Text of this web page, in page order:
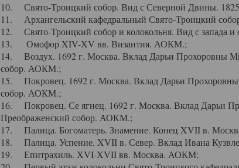
10. Свято-Троицкий собор. Вид с Северной Двины.
11. Архангельский кафедральный Свято-Троицкий
12. Свято-Троицкий собор и колокольня. Вид с запада и
13. Омофор XIV-XV вв. Византия. АОКМ.;
14. Воздух. 1692 г. Москва. Вклад Дарьи Прохоровны
собор. АОКМ.;
15. Покровец. 1692 г. Москва. Вклад Дарьи
собор. АОКМ.;
16. Покровец. Се ягнец. 1692 г. Москва. Вклад Дарьи
Преображенский собор. АОКМ.;
17. Палица. Богоматерь. Знамение. Конец XVII в.
18. Палица. Успение. XVII в. Север. Вклад Ивана
19. Епитрахиль. XVI-XVII вв. Москва. АОКМ;